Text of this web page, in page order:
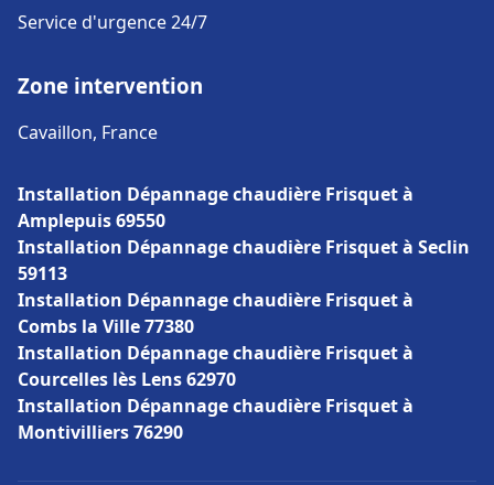
Service d'urgence 24/7
Zone intervention
Cavaillon, France
Installation Dépannage chaudière Frisquet à
Amplepuis 69550
Installation Dépannage chaudière Frisquet à Seclin
59113
Installation Dépannage chaudière Frisquet à
Combs la Ville 77380
Installation Dépannage chaudière Frisquet à
Courcelles lès Lens 62970
Installation Dépannage chaudière Frisquet à
Montivilliers 76290